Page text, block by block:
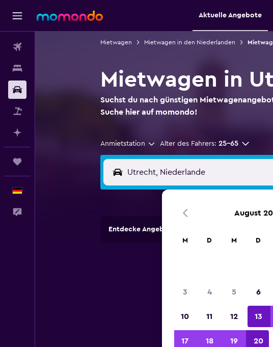
Aktuelle Angebote
Mietwagen Mietwagen in den Niederlanden
Mietwagen in
Suchst du nach günstigen
Suche hier auf momondo!
Anmietstation Alter des Fahrers: 25-65
Entdecke Angebote von Autovermietungen an
August
M D M D
3 4 5 6
10 11 12 13
17 18 19 20